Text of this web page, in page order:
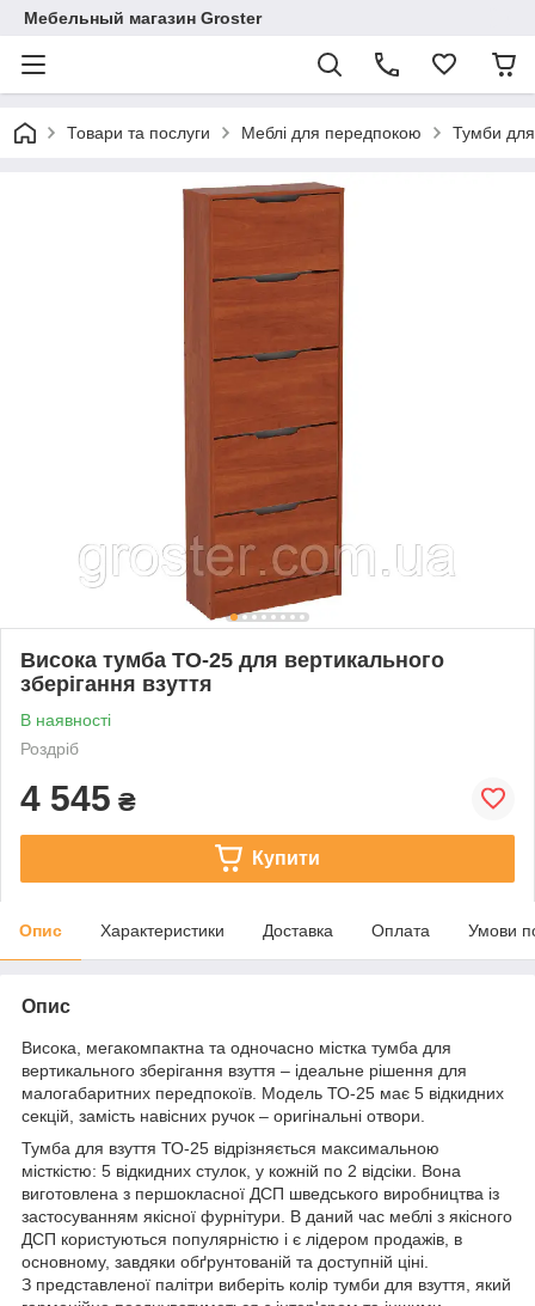
Мебельный магазин Groster
Товари та послуги Меблі для передпокою Тумби для
Висока тумба ТО-25 для вертикального
зберігання взуття
В наявності
Роздріб
4 545 ₴
Купити
Опис Характеристики Доставка Оплата Умови
Опис
Висока, мегакомпактна та одночасно містка тумба для
вертикального зберігання взуття – ідеальне рішення для
малогабаритних передпокоїв. Модель ТО-25 має 5 відкидних
секцій, замість навісних ручок – оригінальні отвори.
Тумба для взуття ТО-25 відрізняється максимальною
місткістю: 5 відкидних стулок, у кожній по 2 відсіки. Вона
виготовлена з першокласної ДСП шведського виробництва із
застосуванням якісної фурнітури. В даний час меблі з якісного
ДСП користуються популярністю і є лідером продажів, в
основному, завдяки обґрунтованій та доступній ціні.
З представленої палітри виберіть колір тумби для взуття, який